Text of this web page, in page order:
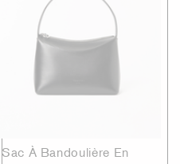
Sac À Bandoulière En